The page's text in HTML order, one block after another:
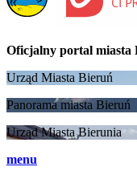
Oficjalny portal miasta
Urząd Miasta Bieruń
Panorama miasta Bieruń
Urząd Miasta Bierunia
menu